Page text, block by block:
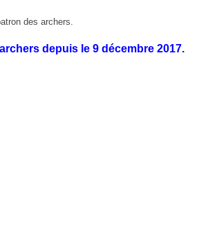
des archers.
depuis le 9 décembre 2017.